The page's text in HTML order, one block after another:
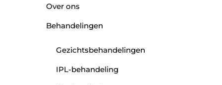
Over ons
Behandelingen
Gezichtsbehandelingen
IPL-behandeling